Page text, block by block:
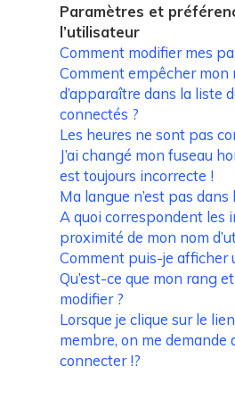
Paramètres et
l’utilisateur
Comment modifier mes
Comment empêcher mon
d’apparaître dans la liste
connectés ?
Les heures ne sont pas
J’ai changé mon fuseau
est toujours incorrecte !
Ma langue n’est pas dans
A quoi correspondent les
proximité de mon nom
Comment puis-je afficher
Qu’est-ce que mon rang
modifier ?
Lorsque je clique sur le
membre, on me demande
connecter !?